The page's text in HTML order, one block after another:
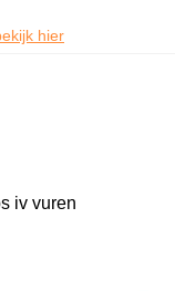
hier
iv vuren